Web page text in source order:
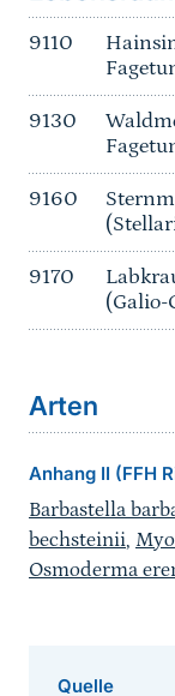
9110
9130
9160
9170
Arten
Anhang II (FFH
Barbastella
bechsteinii,
Osmoderma
Quelle